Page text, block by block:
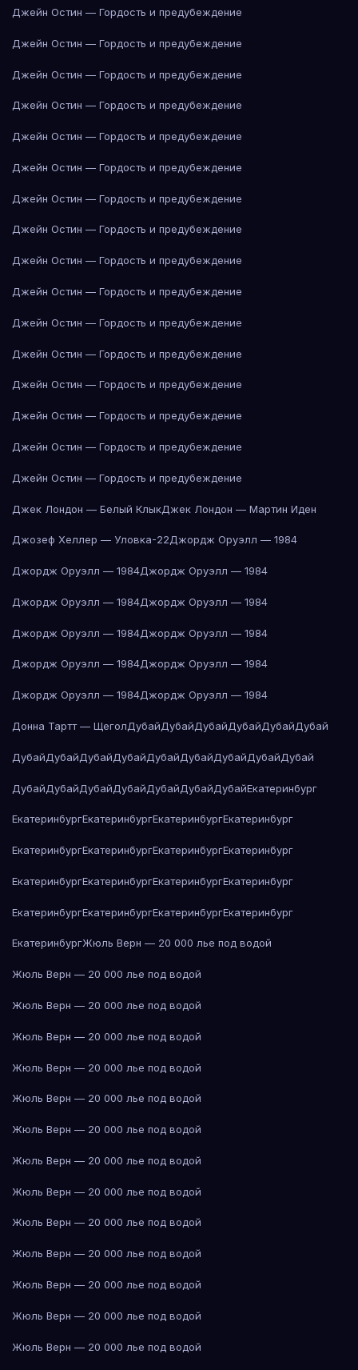
Джейн Остин — Гордость и предубеждение
Джейн Остин — Гордость и предубеждение
Джейн Остин — Гордость и предубеждение
Джейн Остин — Гордость и предубеждение
Джейн Остин — Гордость и предубеждение
Джейн Остин — Гордость и предубеждение
Джейн Остин — Гордость и предубеждение
Джейн Остин — Гордость и предубеждение
Джейн Остин — Гордость и предубеждение
Джейн Остин — Гордость и предубеждение
Джейн Остин — Гордость и предубеждение
Джейн Остин — Гордость и предубеждение
Джейн Остин — Гордость и предубеждение
Джейн Остин — Гордость и предубеждение
Джейн Остин — Гордость и предубеждение
Джейн Остин — Гордость и предубеждение
Джек Лондон — Белый КлыкДжек Лондон — Мартин Иден
Джозеф Хеллер — Уловка-22Джордж Оруэлл — 1984
Джордж Оруэлл — 1984Джордж Оруэлл — 1984
Джордж Оруэлл — 1984Джордж Оруэлл — 1984
Джордж Оруэлл — 1984Джордж Оруэлл — 1984
Джордж Оруэлл — 1984Джордж Оруэлл — 1984
Джордж Оруэлл — 1984Джордж Оруэлл — 1984
Донна Тартт — ЩеголДубайДубайДубайДубайДубайДубай
ДубайДубайДубайДубайДубайДубайДубайДубайДубай
ДубайДубайДубайДубайДубайДубайДубайЕкатеринбург
ЕкатеринбургЕкатеринбургЕкатеринбургЕкатеринбург
ЕкатеринбургЕкатеринбургЕкатеринбургЕкатеринбург
ЕкатеринбургЕкатеринбургЕкатеринбургЕкатеринбург
ЕкатеринбургЕкатеринбургЕкатеринбургЕкатеринбург
ЕкатеринбургЖюль Верн — 20 000 лье под водой
Жюль Верн — 20 000 лье под водой
Жюль Верн — 20 000 лье под водой
Жюль Верн — 20 000 лье под водой
Жюль Верн — 20 000 лье под водой
Жюль Верн — 20 000 лье под водой
Жюль Верн — 20 000 лье под водой
Жюль Верн — 20 000 лье под водой
Жюль Верн — 20 000 лье под водой
Жюль Верн — 20 000 лье под водой
Жюль Верн — 20 000 лье под водой
Жюль Верн — 20 000 лье под водой
Жюль Верн — 20 000 лье под водой
Жюль Верн — 20 000 лье под водой